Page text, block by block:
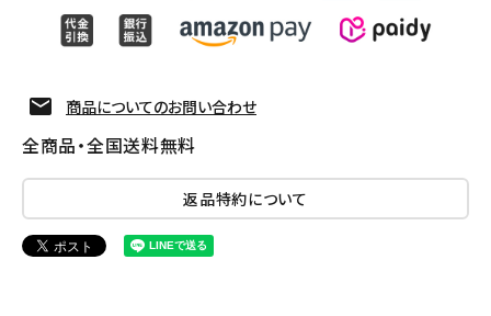
商品についてのお問い合わせ
全商品・全国送料無料
返品特約について